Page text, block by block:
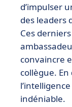
d’impulser
des leaders
Ces
convaincre
collègue.
indéniable.